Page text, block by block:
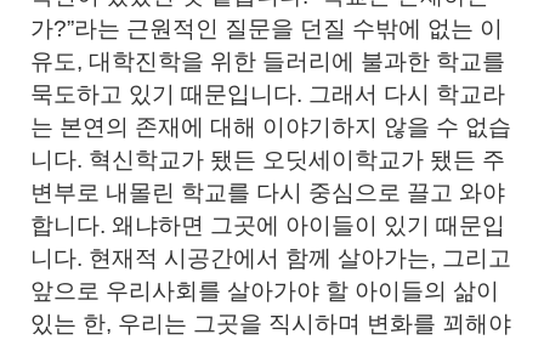
가?”라는 근원적인 질문을 던질 수밖에 없는 이
유도, 대학진학을 위한 들러리에 불과한 학교를
묵도하고 있기 때문입니다. 그래서 다시 학교라
는 본연의 존재에 대해 이야기하지 않을 수 없습
니다. 혁신학교가 됐든 오딧세이학교가 됐든 주
변부로 내몰린 학교를 다시 중심으로 끌고 와야
합니다. 왜냐하면 그곳에 아이들이 있기 때문입
니다. 현재적 시공간에서 함께 살아가는, 그리고
앞으로 우리사회를 살아가야 할 아이들의 삶이
있는 한, 우리는 그곳을 직시하며 변화를 꾀해야